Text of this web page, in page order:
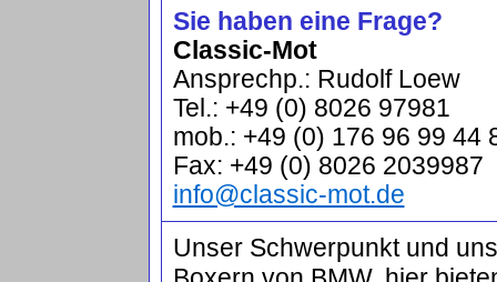
Sie haben eine Frage?
Classic-Mot
Ansprechp.: Rudolf Loew
Tel.: +49 (0) 8026 97981
mob.: +49 (0) 176 96 99 44
Fax: +49 (0) 8026 2039987
info@classic-mot.de
Unser Schwerpunkt und